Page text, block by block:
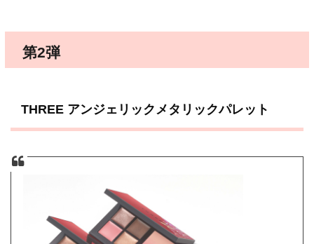
第2弾
THREE アンジェリックメタリックパレット